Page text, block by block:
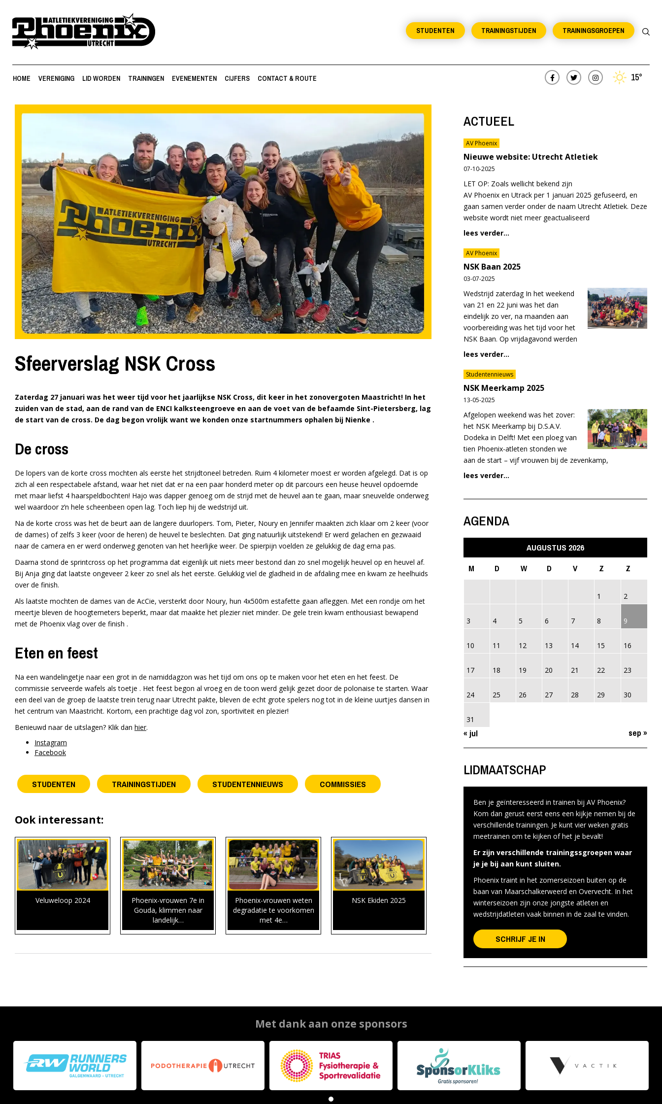
TRAININGSGROEPEN
TRAININGSTIJDEN
STUDENTEN
HOME VERENIGING LID WORDEN TRAININGEN EVENEMENTEN CIJFERS CONTACT & ROUTE 15°
Sfeerverslag NSK Cross
Zaterdag 27 januari was het weer tijd voor het jaarlijkse NSK Cross, dit keer in het zonovergoten Maastricht! In het
zuiden van de stad, aan de rand van de ENCI kalksteengroeve en aan de voet van de befaamde Sint-Pietersberg, lag
de start van de cross. De dag begon vrolijk want we konden onze startnummers ophalen bij Nienke .
De cross
De lopers van de korte cross mochten als eerste het strijdtoneel betreden. Ruim 4 kilometer moest er worden afgelegd. Dat is op
zich al een respectabele afstand, waar het niet dat er na een paar honderd meter op dit parcours een heuse heuvel opdoemde
met maar liefst 4 haarspeldbochten! Hajo was dapper genoeg om de strijd met de heuvel aan te gaan, maar sneuvelde onderweg
wel waardoor z’n hele scheenbeen open lag. Toch liep hij de wedstrijd uit.
Na de korte cross was het de beurt aan de langere duurlopers. Tom, Pieter, Noury en Jennifer maakten zich klaar om 2 keer (voor
de dames) of zelfs 3 keer (voor de heren) de heuvel te beslechten. Dat ging natuurlijk uitstekend! Er werd gelachen en gezwaaid
naar de camera en er werd onderweg genoten van het heerlijke weer. De spierpijn voelden ze gelukkig de dag erna pas.
Daarna stond de sprintcross op het programma dat eigenlijk uit niets meer bestond dan zo snel mogelijk heuvel op en heuvel af.
Bij Anja ging dat laatste ongeveer 2 keer zo snel als het eerste. Gelukkig viel de gladheid in de afdaling mee en kwam ze heelhuids
over de finish.
Als laatste mochten de dames van de AcCie, versterkt door Noury, hun 4x500m estafette gaan afleggen. Met een rondje om het
meertje bleven de hoogtemeters beperkt, maar dat maakte het plezier niet minder. De gele trein kwam enthousiast bewapend
met de Phoenix vlag over de finish .
Eten en feest
Na een wandelingetje naar een grot in de namiddagzon was het tijd om ons op te maken voor het eten en het feest. De
commissie serveerde wafels als toetje . Het feest begon al vroeg en de toon werd gelijk gezet door de polonaise te starten. Waar
een deel van de groep de laatste trein terug naar Utrecht pakte, bleven de echt grote spelers nog tot in de kleine uurtjes dansen in
het centrum van Maastricht. Kortom, een prachtige dag vol zon, sportiviteit en plezier!
Benieuwd naar de uitslagen? Klik dan hier.
Instagram
Facebook
STUDENTEN TRAININGSTIJDEN STUDENTENNIEUWS COMMISSIES
Ook interessant:
Veluweloop 2024
Phoenix-vrouwen 7e in
Gouda, klimmen naar
landelijk…
Phoenix-vrouwen weten
degradatie te voorkomen
met 4e…
NSK Ekiden 2025
ACTUEEL
AV Phoenix
Nieuwe website: Utrecht Atletiek
07-10-2025
LET OP: Zoals wellicht bekend zijn
AV Phoenix en Utrack per 1 januari 2025 gefuseerd, en
gaan samen verder onder de naam Utrecht Atletiek. Deze
website wordt niet meer geactualiseerd
lees verder...
AV Phoenix
NSK Baan 2025
03-07-2025
Wedstrijd zaterdag In het weekend
van 21 en 22 juni was het dan
eindelijk zo ver, na maanden aan
voorbereiding was het tijd voor het
NSK Baan. Op vrijdagavond werden
lees verder...
Studentennieuws
NSK Meerkamp 2025
13-05-2025
Afgelopen weekend was het zover:
het NSK Meerkamp bij D.S.A.V.
Dodeka in Delft! Met een ploeg van
tien Phoenix-atleten stonden we
aan de start – vijf vrouwen bij de zevenkamp,
lees verder...
AGENDA
AUGUSTUS 2026
M
D W D V Z Z
1 2
3 4 5 6 7 8 9
10 11 12 13 14 15 16
17 18 19 20 21 22 23
24 25 26 27 28 29 30
31
« jul sep »
LIDMAATSCHAP
Ben je geïnteresseerd in trainen bij AV Phoenix?
Kom dan gerust eerst eens een kijkje nemen bij de
verschillende trainingen. Je kunt vier weken gratis
meetrainen om te kijken of het je bevalt!
Er zijn verschillende trainingssgroepen waar
je je bij aan kunt sluiten.
Phoenix traint in het zomerseizoen buiten op de
baan van Maarschalkerweerd en Overvecht. In het
winterseizoen zijn onze jongste atleten en
wedstrijdatleten vaak binnen in de zaal te vinden.
SCHRIJF JE IN
Met dank aan onze sponsors